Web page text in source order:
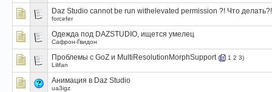
Daz Studio cannot be run withelevated permission ?! Что делать?!
forcefer
Одежда под DAZSTUDIO, ищется умелец
Сафрон-Гвидон
Проблемы с GoZ и MultiResolutionMorphSupport ( 1 2 3)
Lilifan
Анимация в Daz Studio
ua3igz